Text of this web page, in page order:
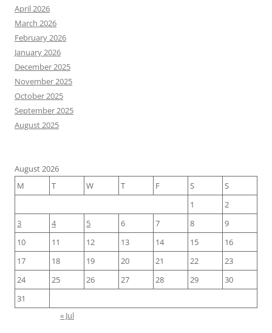
April 2026
March 2026
February 2026
January 2026
December 2025
November 2025
October 2025
September 2025
August 2025
August 2026
M
T W T F S
S
1
2
3
4 5 6 7 8
9
10
11 12 13 14 15
16
17
18 19 20 21 22
23
24
25 26 27 28 29
30
31
« Jul